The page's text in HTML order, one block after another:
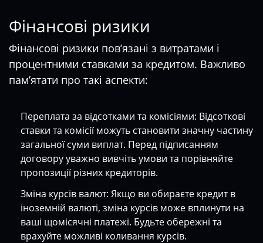
Фінансові ризики
Фінансові ризики пов’язані з витратами і
процентними ставками за кредитом. Важливо
пам’ятати про такі аспекти:
Переплата за відсотками та комісіями: Відсоткові
ставки та комісії можуть становити значну частину
загальної суми виплат. Перед підписанням
договору уважно вивчіть умови та порівняйте
пропозиції різних кредиторів.
Зміна курсів валют: Якщо ви обираєте кредит в
іноземній валюті, зміна курсів може вплинути на
ваші щомісячні платежі. Будьте обережні та
врахуйте можливі коливання курсів.